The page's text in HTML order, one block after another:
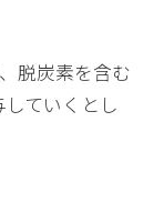
脱炭素を含む
ていくとし